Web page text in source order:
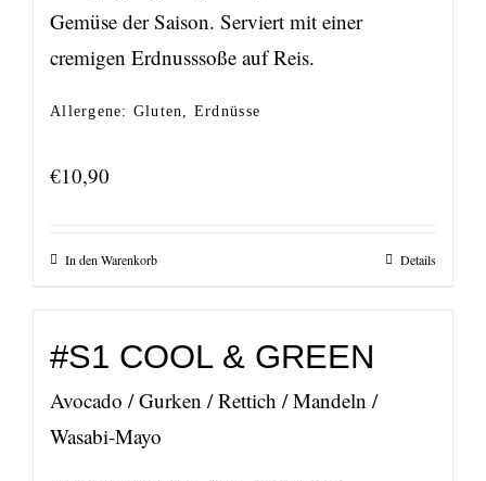
Gemüse der Saison. Serviert mit einer
cremigen Erdnusssoße auf Reis.
Allergene: Gluten, Erdnüsse
€10,90
In den Warenkorb Details
#S1 COOL & GREEN
Avocado / Gurken / Rettich / Mandeln /
Wasabi-Mayo